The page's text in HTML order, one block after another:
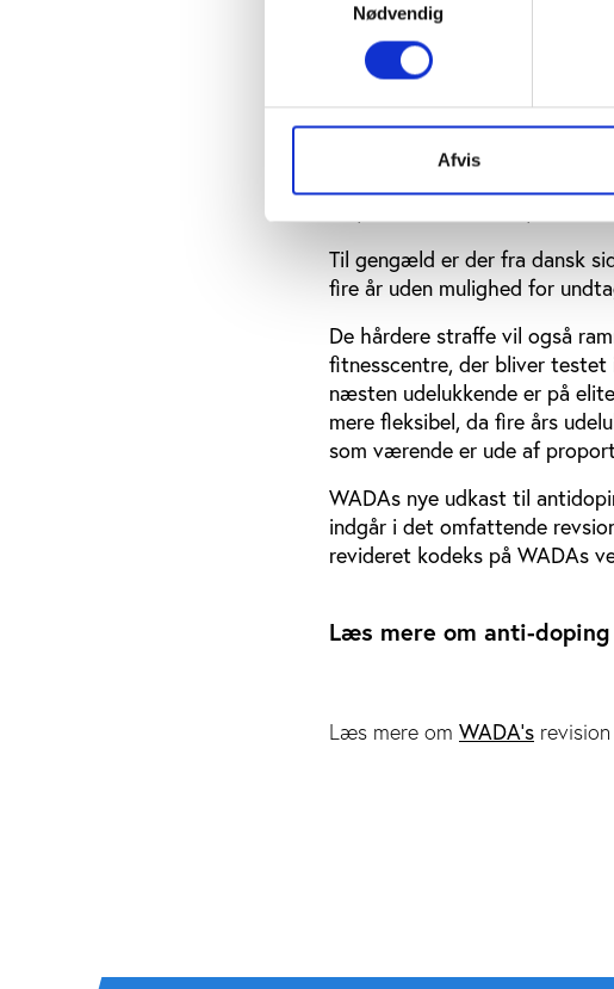
Nødvendig
Afvis
kodeks, at der skal være et
Både afvisningen af en særlig
forslaget om at præcisere
Til gengæld er der fra dansk
fire år uden mulighed for
De hårdere straffe vil også
fitnesscentre, der bliver
næsten udelukkende er på
mere fleksibel, da fire års
som værende er ude af
WADAs nye udkast til
indgår i det omfattende
revideret kodeks på WADAs
Læs mere om anti-doping
Læs mere om WADA's